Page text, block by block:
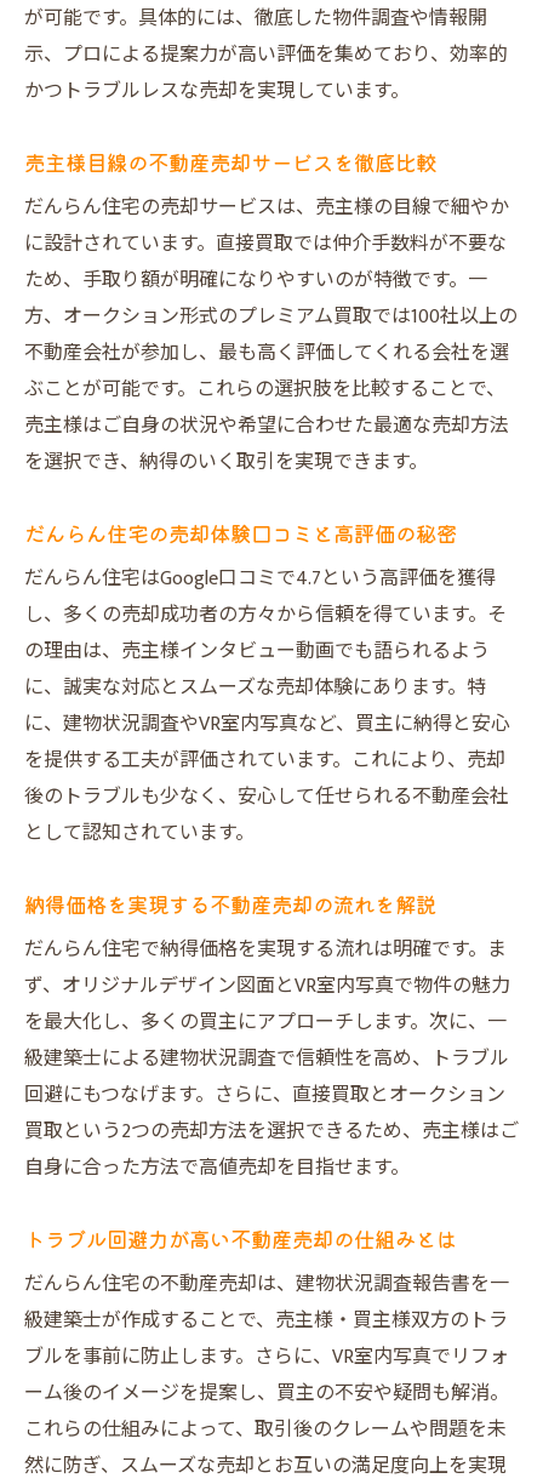
が可能です。具体的には、徹底した物件調査や情報開
示、プロによる提案力が高い評価を集めており、効率的
かつトラブルレスな売却を実現しています。
売主様目線の不動産売却サービスを徹底比較
だんらん住宅の売却サービスは、売主様の目線で細やか
に設計されています。直接買取では仲介手数料が不要な
ため、手取り額が明確になりやすいのが特徴です。一
方、オークション形式のプレミアム買取では100社以上の
不動産会社が参加し、最も高く評価してくれる会社を選
ぶことが可能です。これらの選択肢を比較することで、
売主様はご自身の状況や希望に合わせた最適な売却方法
を選択でき、納得のいく取引を実現できます。
だんらん住宅の売却体験口コミと高評価の秘密
だんらん住宅はGoogle口コミで4.7という高評価を獲得
し、多くの売却成功者の方々から信頼を得ています。そ
の理由は、売主様インタビュー動画でも語られるよう
に、誠実な対応とスムーズな売却体験にあります。特
に、建物状況調査やVR室内写真など、買主に納得と安心
を提供する工夫が評価されています。これにより、売却
後のトラブルも少なく、安心して任せられる不動産会社
として認知されています。
納得価格を実現する不動産売却の流れを解説
だんらん住宅で納得価格を実現する流れは明確です。ま
ず、オリジナルデザイン図面とVR室内写真で物件の魅力
を最大化し、多くの買主にアプローチします。次に、一
級建築士による建物状況調査で信頼性を高め、トラブル
回避にもつなげます。さらに、直接買取とオークション
買取という2つの売却方法を選択できるため、売主様はご
自身に合った方法で高値売却を目指せます。
トラブル回避力が高い不動産売却の仕組みとは
だんらん住宅の不動産売却は、建物状況調査報告書を一
級建築士が作成することで、売主様・買主様双方のトラ
ブルを事前に防止します。さらに、VR室内写真でリフォ
ーム後のイメージを提案し、買主の不安や疑問も解消。
これらの仕組みによって、取引後のクレームや問題を未
然に防ぎ、スムーズな売却とお互いの満足度向上を実現